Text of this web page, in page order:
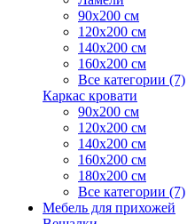
90х200 см
120х200 см
140х200 см
160х200 см
Все категории (7)
Каркас кровати
90х200 см
120х200 см
140х200 см
160х200 см
180х200 см
Все категории (7)
Мебель для прихожей